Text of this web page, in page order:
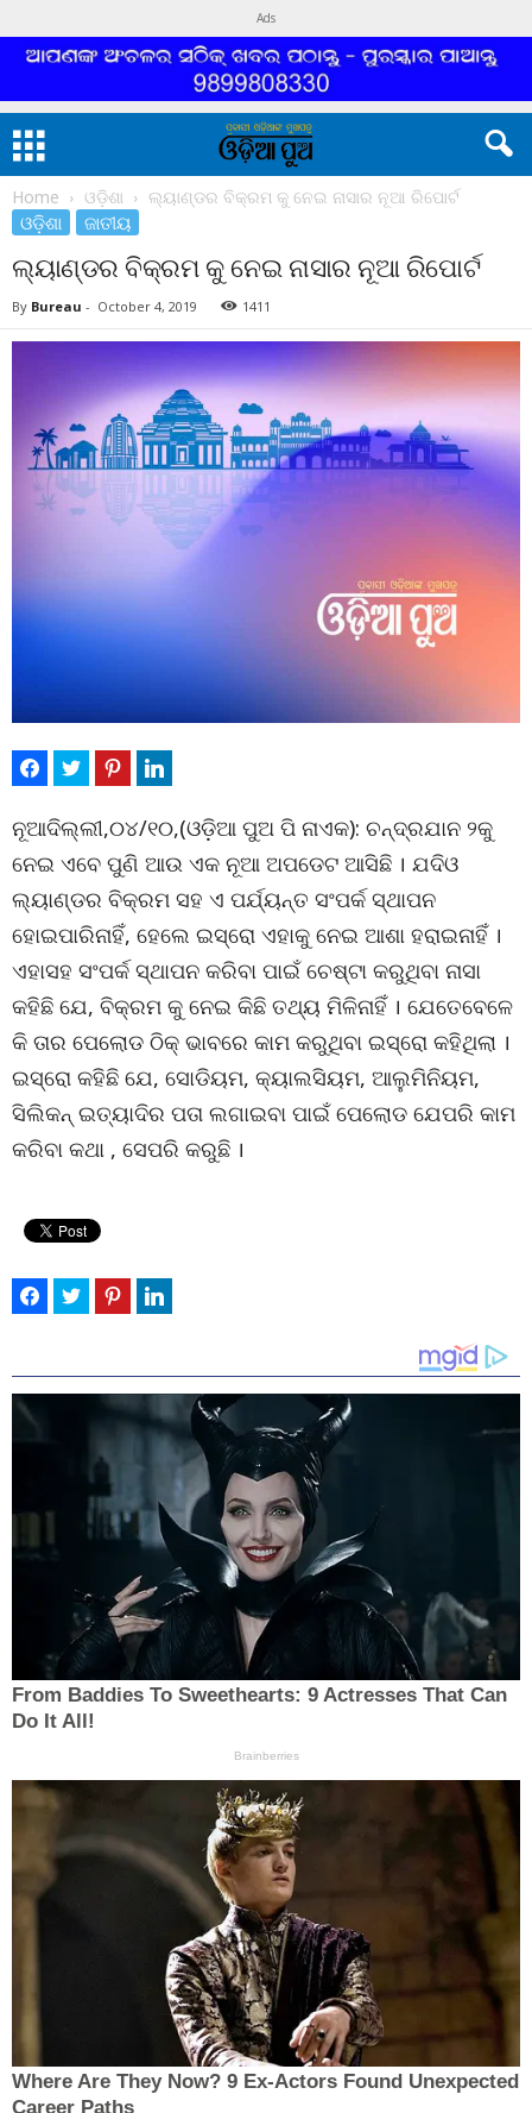
Ads
Home ଓଡ଼ିଶା ଲ୍ୟାଣ୍ଡର ବିକ୍ରମ କୁ ନେଇ ନାସାର ନୂଆ ରିପୋର୍ଟ
ଓଡ଼ିଶା ଜାତୀୟ
ଲ୍ୟାଣ୍ଡର ବିକ୍ରମ କୁ ନେଇ ନାସାର ନୂଆ ରିପୋର୍ଟ
By Bureau - October 4, 2019 1411
ନୂଆଦିଲ୍ଲୀ,୦୪/୧୦,(ଓଡ଼ିଆ ପୁଅ ପି ନାଏକ): ଚନ୍ଦ୍ରଯାନ ୨କୁ
ନେଇ ଏବେ ପୁଣି ଆଉ ଏକ ନୂଆ ଅପଡେଟ ଆସିଛି । ଯଦିଓ
ଲ୍ୟାଣ୍ଡର ବିକ୍ରମ ସହ ଏ ପର୍ଯ୍ୟନ୍ତ ସଂପର୍କ ସ୍ଥାପନ
ହୋଇପାରିନାହିଁ, ହେଲେ ଇସ୍ରୋ ଏହାକୁ ନେଇ ଆଶା ହରାଇନାହିଁ ।
ଏହାସହ ସଂପର୍କ ସ୍ଥାପନ କରିବା ପାଇଁ ଚେଷ୍ଟା କରୁଥିବା ନାସା
କହିଛି ଯେ, ବିକ୍ରମ କୁ ନେଇ କିଛି ତଥ୍ୟ ମିଳିନାହିଁ । ଯେତେବେଳେ
କି ତାର ପେଲୋଡ ଠିକ୍ ଭାବରେ କାମ କରୁଥିବା ଇସ୍ରୋ କହିଥିଲା ।
ଇସ୍ରୋ କହିଛି ଯେ, ସୋଡିୟମ, କ୍ୟାଲସିୟମ, ଆଲୁମିନିୟମ,
ସିଲିକନ୍ ଇତ୍ୟାଦିର ପତା ଲଗାଇବା ପାଇଁ ପେଲୋଡ ଯେପରି କାମ
କରିବା କଥା , ସେପରି କରୁଛି ।